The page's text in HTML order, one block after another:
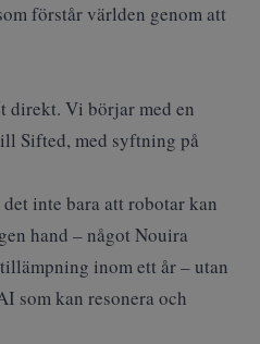
förstår världen genom att
direkt. Vi börjar med en
Sifted, med syftning på
inte bara att robotar kan
hand – något Nouira
inom ett år – utan
som kan resonera och